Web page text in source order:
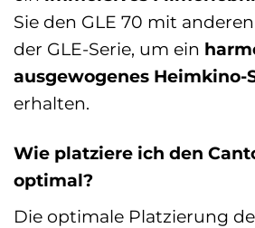
Sie den GLE 70 mit
der GLE-Serie, um ein
ausgewogenes Heimkino-
erhalten.
Wie platziere ich den
optimal?
Die optimale Platzierung